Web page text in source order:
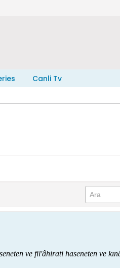
Canli Tv
ve fil'âhirati haseneten ve